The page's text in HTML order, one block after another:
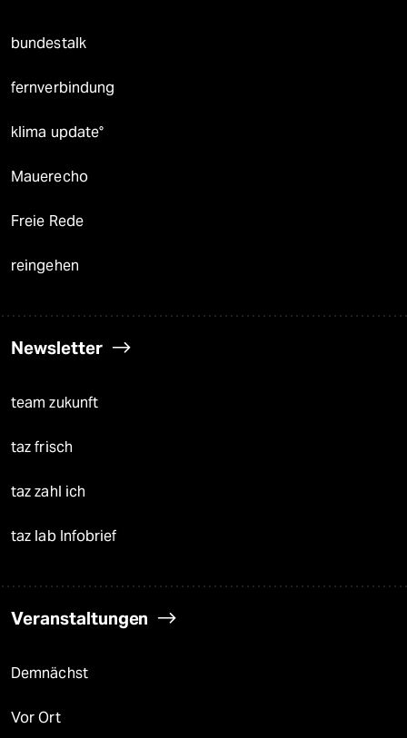
bundestalk
fernverbindung
klima update°
Mauerecho
Freie Rede
reingehen
Newsletter
team zukunft
taz frisch
taz zahl ich
taz lab Infobrief
Veranstaltungen
Demnächst
Vor Ort